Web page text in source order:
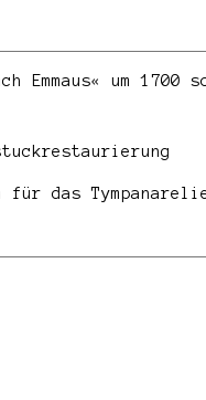
Emmaus« um 1700
für das